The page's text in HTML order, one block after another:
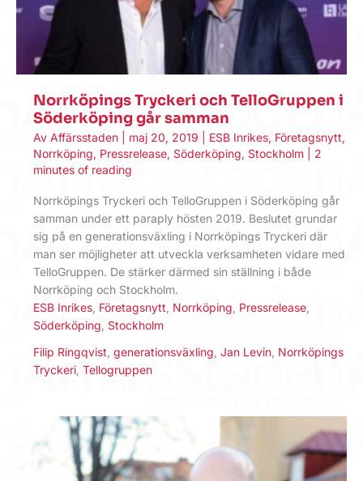
Norrköpings Tryckeri och TelloGruppen i
Söderköping går samman
Av Affärsstaden maj 20, 2019 ESB Inrikes, Företagsnytt,
Norrköping, Pressrelease, Söderköping, Stockholm
2
minutes of reading
Norrköpings Tryckeri och TelloGruppen i Söderköping går
samman under ett paraply hösten 2019. Beslutet grundar
sig på en generationsväxling i Norrköpings Tryckeri där
man ser möjligheter att utveckla verksamheten vidare med
TelloGruppen. De stärker därmed sin ställning i både
Norrköping och Stockholm.
ESB Inrikes Företagsnytt Norrköping Pressrelease
Söderköping Stockholm
Filip Ringqvist generationsväxling Jan Levin Norrköpings
Tryckeri Tellogruppen